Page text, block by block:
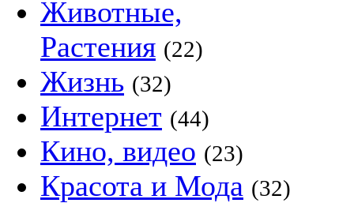
Животные,
Растения (22)
Жизнь (32)
Интернет (44)
Кино, видео (23)
Красота и Мода (32)